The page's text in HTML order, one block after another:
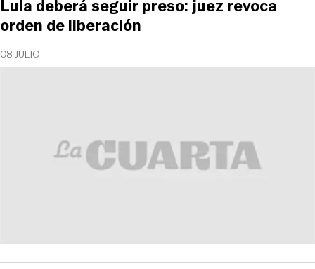
08 JULIO
Lula deberá seguir preso: juez revoca
orden de liberación